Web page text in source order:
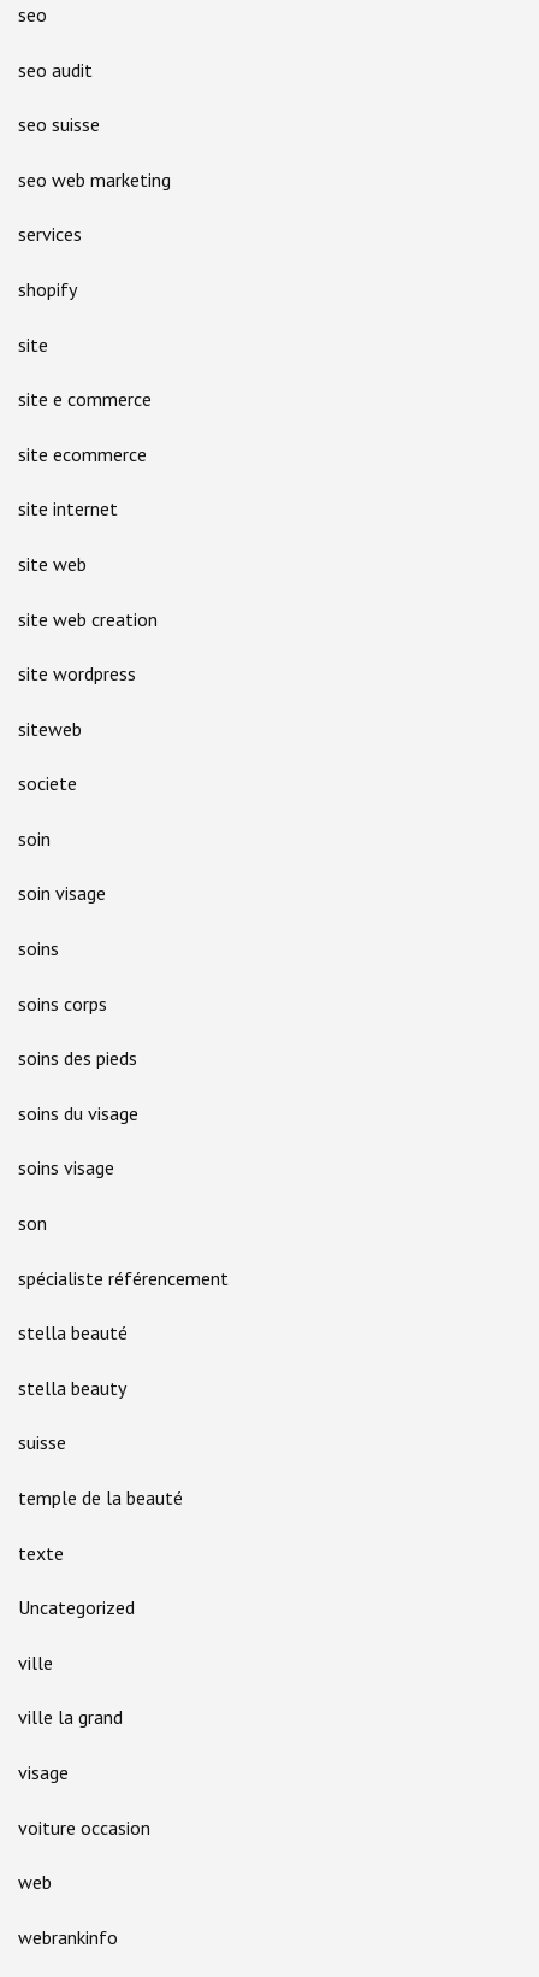
seo
seo audit
seo suisse
seo web marketing
services
shopify
site
site e commerce
site ecommerce
site internet
site web
site web creation
site wordpress
siteweb
societe
soin
soin visage
soins
soins corps
soins des pieds
soins du visage
soins visage
son
spécialiste référencement
stella beauté
stella beauty
suisse
temple de la beauté
texte
Uncategorized
ville
ville la grand
visage
voiture occasion
web
webrankinfo